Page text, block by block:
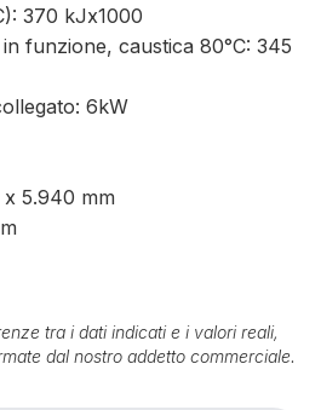
370 kJx1000
funzione, caustica 80°C: 345
6kW
5.940 mm
tra i dati indicati e i valori reali,
dal nostro addetto commerciale.